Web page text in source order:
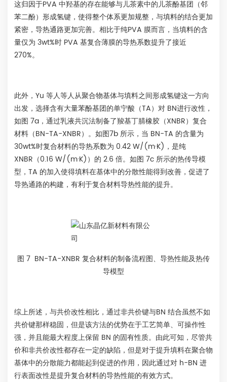
这归因于PVA 中羟基的存在能够与儿茶素中的儿茶酚基团（邻
苯二酚）形成氢键，使得整个体系更加规整，与填料的结合更加
紧密，导热通路更加完善。相比于纯PVA 膜而言，当填料的含
量仅为 3wt%时 PVA 基复合薄膜的导热系数提升了接近
270%。
此外，Yu 等人等人从聚合物基体与填料之间形成氢键这一方向
出发，选择含有大量苯酚基团的单宁酸（TA）对 BN进行改性，
如图 7a，通过乳液共沉法制备了羧基丁腈橡胶（XNBR）复合
材料（BN-TA-XNBR）。如图7b 所示，当 BN-TA 的含量为
30wt%时复合材料的导热系数为 0.42 W/(m·K)，是纯
XNBR（0.16 W/(m·K)）的 2.6 倍。如图 7c 所示的热传导模
型，TA 的加入使得填料在基体中的分散性能得到改善，促进了
导热通路的构建，有利于复合材料导热性能的提升。
图 7 BN-TA-XNBR 复合材料的制备流程图、导热性能及热传
导模型
综上所述，与共价改性相比，通过非共价键与BN 结合虽然不如
共价键那样稳固，但是该方法的优势在于工艺简单、可操作性
强，并且能最大程度上保留 BN 的固有性质。由此可知，尽管共
价和非共价改性都存在一定的缺陷，但是对于提升填料在聚合物
基体中的分散能力都能起到促进的作用，因此通过对 h-BN 进
行表面改性是提升复合材料的导热性能的有效方式。